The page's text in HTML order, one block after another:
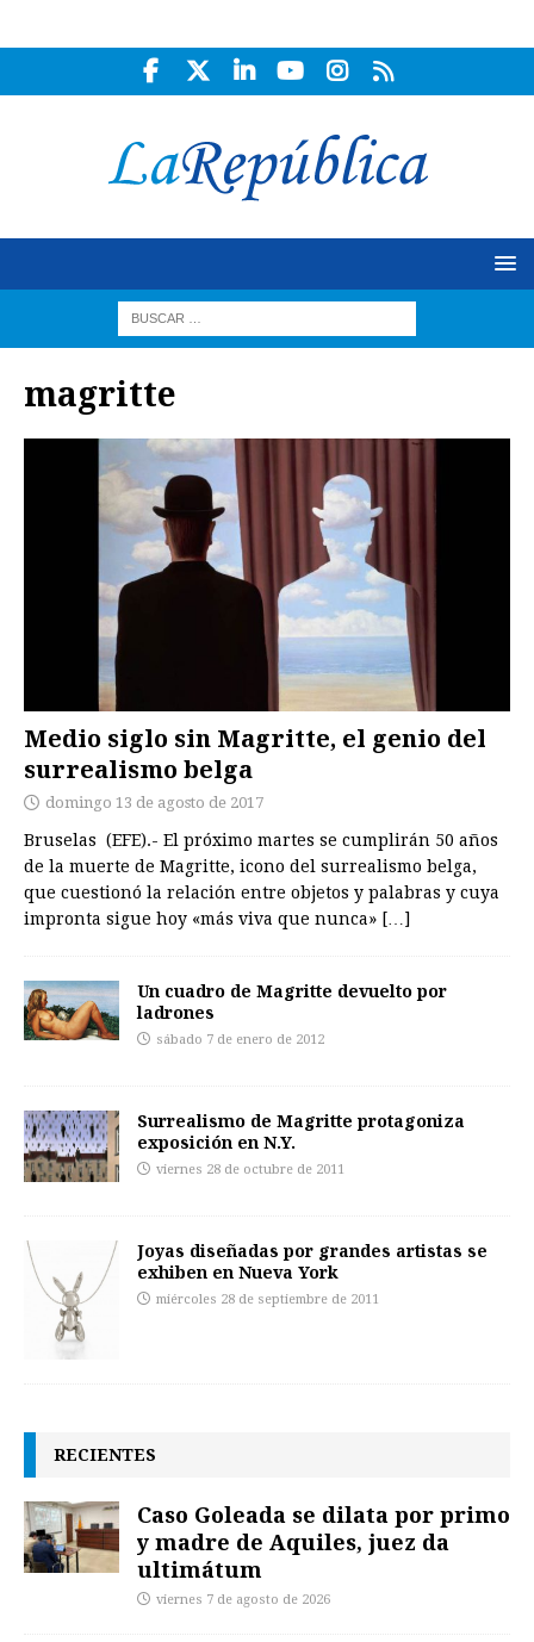
magritte
Medio siglo sin Magritte, el genio del
surrealismo belga
domingo 13 de agosto de 2017
Bruselas (EFE).- El próximo martes se cumplirán 50 años
de la muerte de Magritte, icono del surrealismo belga,
que cuestionó la relación entre objetos y palabras y cuya
impronta sigue hoy «más viva que nunca» […]
Un cuadro de Magritte devuelto por
ladrones
sábado 7 de enero de 2012
Surrealismo de Magritte protagoniza
exposición en N.Y.
viernes 28 de octubre de 2011
Joyas diseñadas por grandes artistas se
exhiben en Nueva York
miércoles 28 de septiembre de 2011
RECIENTES
Caso Goleada se dilata por primo
y madre de Aquiles, juez da
ultimátum
viernes 7 de agosto de 2026